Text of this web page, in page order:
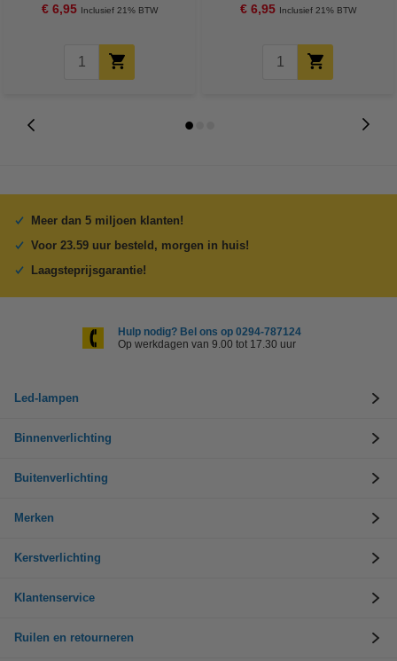
€ 6,95 Inclusief 21% BTW € 6,95 Inclusief 21% BTW
Meer dan 5 miljoen klanten!
Voor 23.59 uur besteld, morgen in huis!
Laagsteprijsgarantie!
Hulp nodig? Bel ons op 0294-787124
Op werkdagen van 9.00 tot 17.30 uur
Led-lampen
Binnenverlichting
Buitenverlichting
Merken
Kerstverlichting
Klantenservice
Ruilen en retourneren